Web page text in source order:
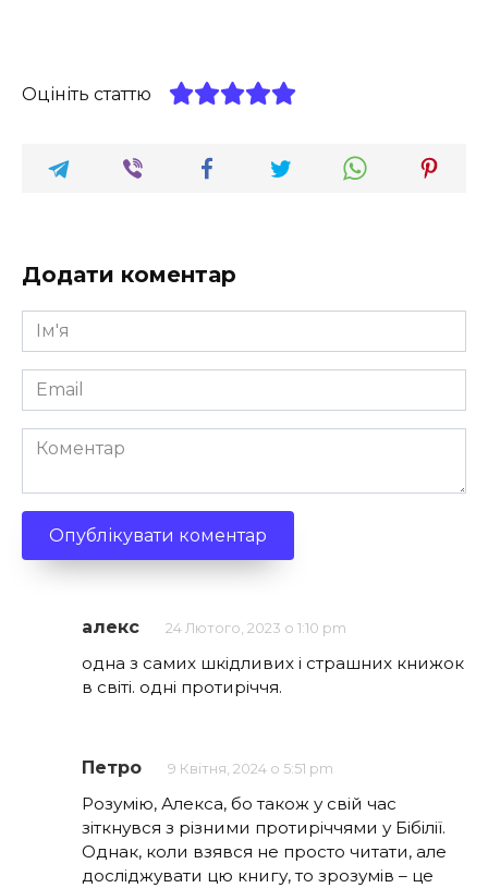
Оцініть статтю
Додати коментар
Ім'я
*
Email
*
Коментар
алекс 24 Лютого, 2023 о 1:10 pm
одна з самих шкідливих і страшних книжок
в світі. одні протиріччя.
Петро 9 Квітня, 2024 о 5:51 pm
Розумію, Алекса, бо також у свій час
зіткнувся з різними протиріччями у Бібілії.
Однак, коли взявся не просто читати, але
досліджувати цю книгу, то зрозумів – це